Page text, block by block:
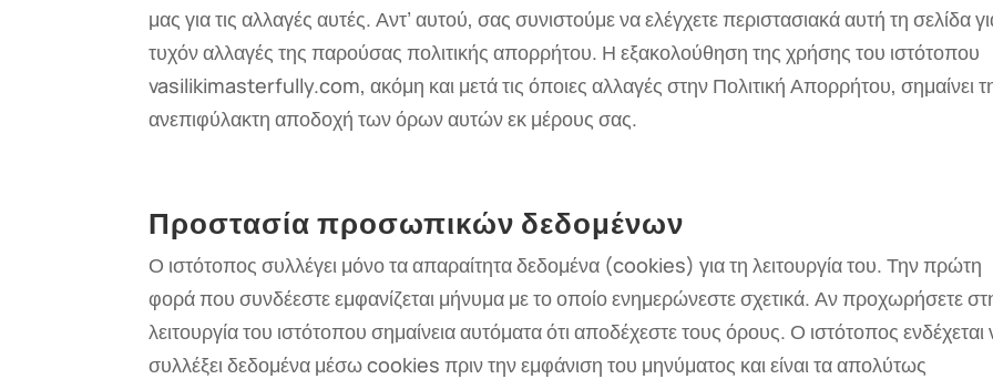
μας για τις αλλαγές αυτές. Αντ’ αυτού, σας συνιστούμε να ελέγχετε περιστασιακά αυτή τη σελίδα
τυχόν αλλαγές της παρούσας πολιτικής απορρήτου. Η εξακολούθηση της χρήσης του ιστότοπου
vasilikimasterfully.com, ακόμη και μετά τις όποιες αλλαγές στην Πολιτική Απορρήτου, σημαίνει
ανεπιφύλακτη αποδοχή των όρων αυτών εκ μέρους σας.
Προστασία προσωπικών δεδομένων
Ο ιστότοπος συλλέγει μόνο τα απαραίτητα δεδομένα (cookies) για τη λειτουργία του. Την πρώτη
φορά που συνδέεστε εμφανίζεται μήνυμα με το οποίο ενημερώνεστε σχετικά. Αν προχωρήσετε
λειτουργία του ιστότοπου σημαίνεια αυτόματα ότι αποδέχεστε τους όρους. Ο ιστότοπος ενδέχεται
συλλέξει δεδομένα μέσω cookies πριν την εμφάνιση του μηνύματος και είναι τα απολύτως